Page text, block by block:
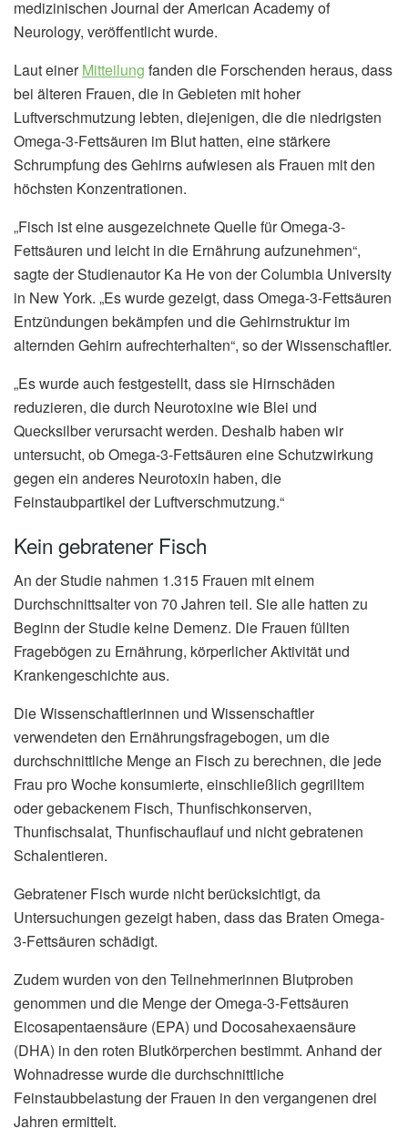
medizinischen Journal der American Academy of
Neurology, veröffentlicht wurde.
Laut einerMitteilung fanden die Forschenden heraus, dass
bei älteren Frauen, die in Gebieten mit hoher
Luftverschmutzung lebten, diejenigen, die die niedrigsten
Omega-3-Fettsäuren im Blut hatten, eine stärkere
Schrumpfung des Gehirns aufwiesen als Frauen mit den
höchsten Konzentrationen.
„Fisch ist eine ausgezeichnete Quelle für Omega-3-
Fettsäuren und leicht in die Ernährung aufzunehmen“,
sagte der Studienautor Ka He von der Columbia University
in New York. „Es wurde gezeigt, dass Omega-3-Fettsäuren
Entzündungen bekämpfen und die Gehirnstruktur im
alternden Gehirn aufrechterhalten“, so der Wissenschaftler.
„Es wurde auch festgestellt, dass sie Hirnschäden
reduzieren, die durch Neurotoxine wie Blei und
Quecksilber verursacht werden. Deshalb haben wir
untersucht, ob Omega-3-Fettsäuren eine Schutzwirkung
gegen ein anderes Neurotoxin haben, die
Feinstaubpartikel der Luftverschmutzung.“
Kein gebratener Fisch
An der Studie nahmen 1.315 Frauen mit einem
Durchschnittsalter von 70 Jahren teil. Sie alle hatten zu
Beginn der Studie keine Demenz. Die Frauen füllten
Fragebögen zu Ernährung, körperlicher Aktivität und
Krankengeschichte aus.
Die Wissenschaftlerinnen und Wissenschaftler
verwendeten den Ernährungsfragebogen, um die
durchschnittliche Menge an Fisch zu berechnen, die jede
Frau pro Woche konsumierte, einschließlich gegrilltem
oder gebackenem Fisch, Thunfischkonserven,
Thunfischsalat, Thunfischauflauf und nicht gebratenen
Schalentieren.
Gebratener Fisch wurde nicht berücksichtigt, da
Untersuchungen gezeigt haben, dass das Braten Omega-
3-Fettsäuren schädigt.
Zudem wurden von den Teilnehmerinnen Blutproben
genommen und die Menge der Omega-3-Fettsäuren
Eicosapentaensäure (EPA) und Docosahexaensäure
(DHA) in den roten Blutkörperchen bestimmt. Anhand der
Wohnadresse wurde die durchschnittliche
Feinstaubbelastung der Frauen in den vergangenen drei
Jahren ermittelt.